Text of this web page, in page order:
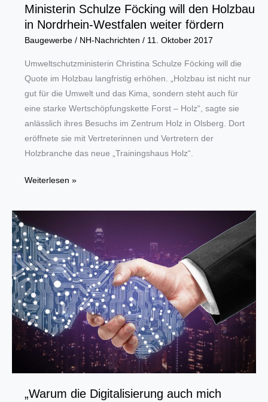
Ministerin Schulze Föcking will den Holzbau
in Nordrhein-Westfalen weiter fördern
Baugewerbe/ NH-Nachrichten / 11. Oktober 2017
Umweltschutzministerin Christina Schulze Föcking will die
Quote im Holzbau langfristig erhöhen. „Holzbau ist nicht nur
gut für die Umwelt und das Kima, sondern steht auch für
eine starke Wertschöpfungskette Forst – Holz“, sagte sie
anlässlich ihres Besuchs im Zentrum Holz in Olsberg. Dort
eröffnete sie mit Vertreterinnen und Vertretern der
Holzbranche das neue „Trainingshaus Holz“.
Ministerin
Föcking
will
den
Holzbau
in
Nordrhein-
Westfalen
weiter
fördern
Weiterlesen »
„Warum die Digitalisierung auch mich